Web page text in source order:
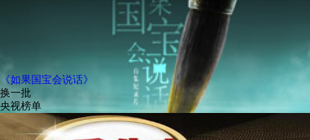
《如果国宝会说话》
换一批
央视榜单